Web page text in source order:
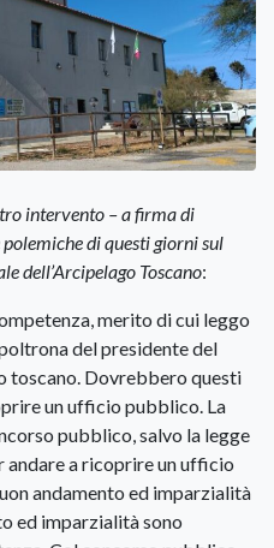
intervento – a firma di
di questi giorni sul
dell’Arcipelago Toscano:
merito di cui leggo
del presidente del
toscano. Dovrebbero questi
un ufficio pubblico. La
pubblico, salvo la legge
andare a ricoprire un ufficio
andamento ed imparzialità
ed imparzialità sono